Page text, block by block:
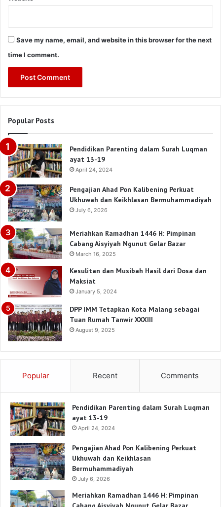
Save my name, email, and website in this browser for the next
time I comment.
Popular Posts
Pendidikan Parenting dalam Surah Luqman
ayat 13-19
April 24, 2024
Pengajian Ahad Pon Kalibening Perkuat
Ukhuwah dan Keikhlasan Bermuhammadiyah
July 6, 2026
Meriahkan Ramadhan 1446 H: Pimpinan
Cabang Aisyiyah Ngunut Gelar Bazar
March 16, 2025
Kesulitan dan Musibah Hasil dari Dosa dan
Maksiat
January 5, 2024
DPP IMM Tetapkan Kota Malang sebagai
Tuan Rumah Tanwir XXXIII
August 9, 2025
Popular Recent Comments
Pendidikan Parenting dalam Surah Luqman
ayat 13-19
April 24, 2024
Pengajian Ahad Pon Kalibening Perkuat
Ukhuwah dan Keikhlasan
Bermuhammadiyah
July 6, 2026
Meriahkan Ramadhan 1446 H: Pimpinan